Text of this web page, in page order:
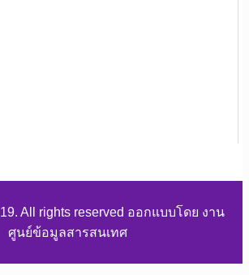
All rights reserved ออกแบบโดย งาน
ศูนย์ข้อมูลสารสนเทศ